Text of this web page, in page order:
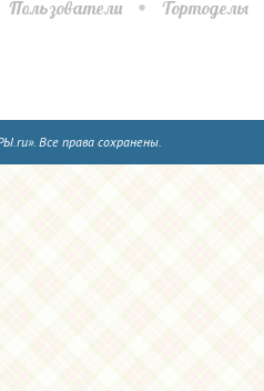
Пользователи Тортоделы
Все права сохранены.